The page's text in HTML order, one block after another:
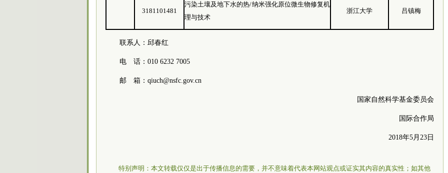
3181101481
污染土壤及地下水的热/纳米强化原位微生物修复机
理与技术
浙江大学 吕镇梅
联系人：邱春红
电 话：010 6232 7005
邮 箱：qiuch@nsfc.gov.cn
国家自然科学基金委员会
国际合作局
2018年5月23日
特别声明：本文转载仅仅是出于传播信息的需要，并不意味着代表本网站观点或证实其内容的真实性；如其他